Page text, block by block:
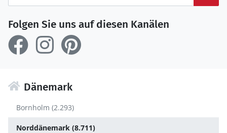
Folgen Sie uns auf diesen Kanälen
Dänemark
Bornholm (2.293)
Norddänemark (8.711)